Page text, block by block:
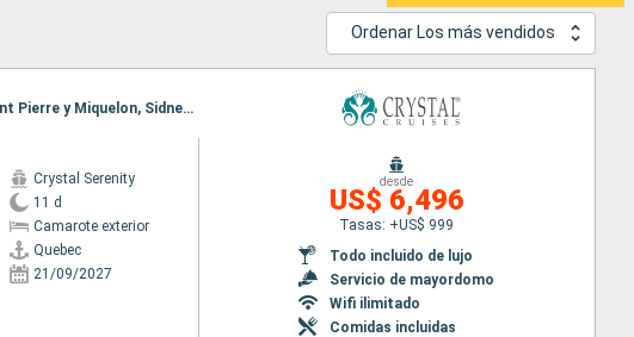
Ordenar Los más vendidos
Itinerario : Quebec, Siete Islas, Havre Saint Pierre, Gaspe, Islas de la Madeleine, Saint Pierre y Miquelon, Sidney, Baie-Comeau, Quebec
Crystal Serenity
11 d
Camarote exterior
Quebec
21/09/2027
desde
US$ 6,496
Tasas: +US$ 999
Todo incluido de lujo
Servicio de mayordomo
Wifi ilimitado
Comidas incluidas